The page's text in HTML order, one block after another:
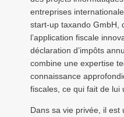
entreprises
start-up taxando GmbH,
l’application fiscale
déclaration d’impôts
combine une expertise
connaissance
fiscales, ce qui fait de lui
Dans sa vie privée, il